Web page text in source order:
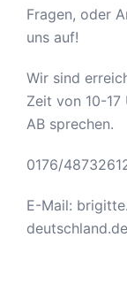
Fragen, oder
uns auf!
Wir sind
Zeit von 10-
AB sprechen.
0176/
E-Mail:
deutschland.de